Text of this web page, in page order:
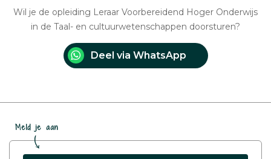
Wil je de opleiding Leraar Voorbereidend Hoger Onderwijs
in de Taal- en cultuurwetenschappen doorsturen?
Deel via WhatsApp
Meld je aan